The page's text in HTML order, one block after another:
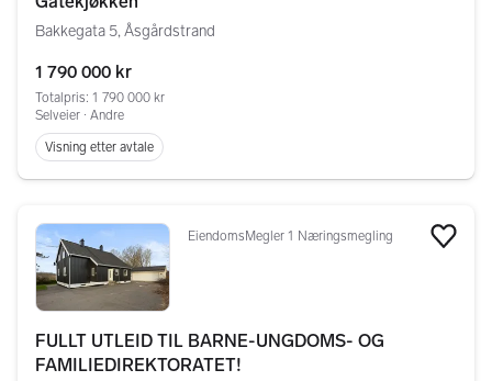
Bakkegata 5, Åsgårdstrand
1 790 000 kr
Totalpris: 1 790 000 kr
Selveier ∙ Andre
Visning etter avtale
EiendomsMegler 1 Næringsmegling
FULLT UTLEID TIL BARNE-UNGDOMS- OG
FAMILIEDIREKTORATET!